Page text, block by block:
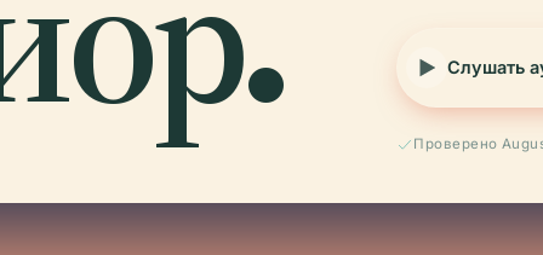
Слушать
Проверено